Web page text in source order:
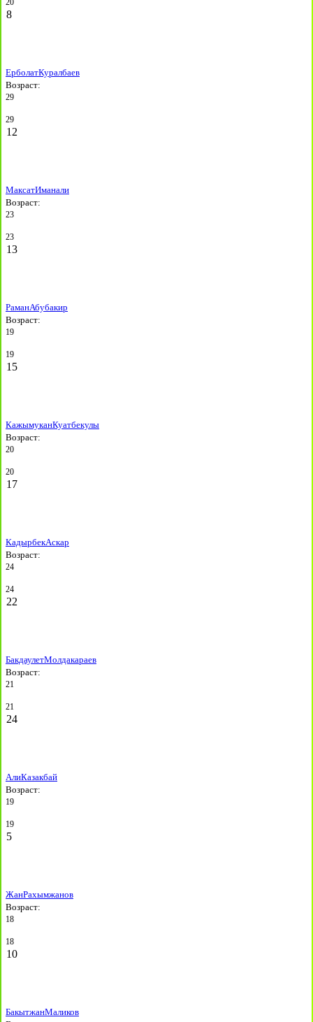
20
8
ЕрболатКуралбаев
Возраст:
29
29
12
МаксатИманали
Возраст:
23
23
13
РаманАбубакир
Возраст:
19
19
15
КажымуканКуатбекулы
Возраст:
20
20
17
КадырбекАскар
Возраст:
24
24
22
БакдаулетМолдакараев
Возраст:
21
21
24
АлиКазакбай
Возраст:
19
19
5
ЖанРахымжанов
Возраст:
18
18
10
БакытжанМаликов